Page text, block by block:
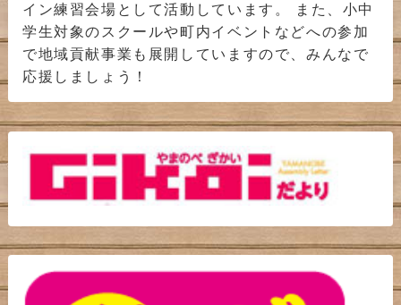
イン練習会場として活動しています。 また、小中
学生対象のスクールや町内イベントなどへの参加
で地域貢献事業も展開していますので、みんなで
応援しましょう！